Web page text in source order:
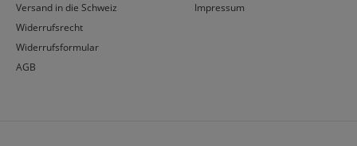
Versand in die Schweiz
Widerrufsrecht
Widerrufsformular
AGB
Impressum